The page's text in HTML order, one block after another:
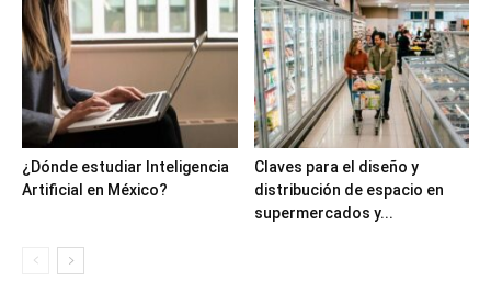
¿Dónde estudiar Inteligencia
Artificial en México?
Claves para el diseño y
distribución de espacio en
supermercados y...